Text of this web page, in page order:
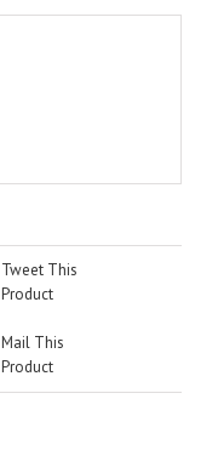
Tweet This
Product
Mail This
Product